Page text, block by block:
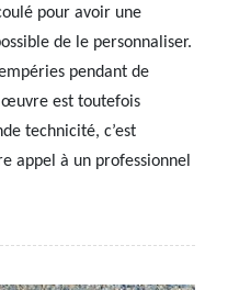
pour avoir une
de le personnaliser.
pendant de
œuvre est toutefois
technicité, c’est
appel à un professionnel